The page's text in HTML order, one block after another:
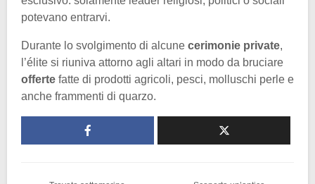
potevano entrarvi.
Durante lo svolgimento di alcune cerimonie private,
l’élite si riuniva attorno agli altari in modo da bruciare
offerte fatte di prodotti agricoli, pesci, molluschi perle e
anche frammenti di quarzo.